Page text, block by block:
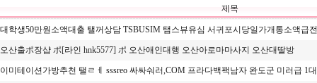
제목
대학생50만원소액대출 탤꺼상담 TSBUSIM 탬스뷰유심 서귀포시당일가개통소액급
오산출ポ장샵 ポ[라인 hnk5577] ポ 오산애인대행 오산아로마마사지 오산대딸방
이미테이션가방추천 탤ㄹㅔ sssreo 싸싸숴러,COM 프라다백팩남자 완도군 미러급 1